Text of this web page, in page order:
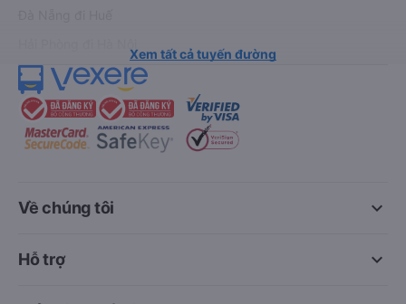
Xem tất cả tuyến đường
keyboard_arrow_down
Về chúng tôi
keyboard_arrow_down
Hỗ trợ